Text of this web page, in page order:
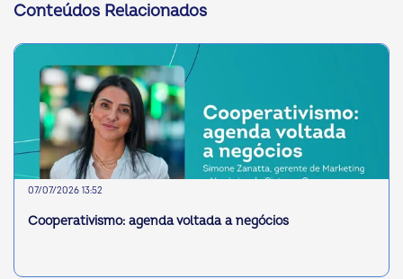
Conteúdos Relacionados
07/07/2026 13:52
Cooperativismo: agenda voltada a negócios